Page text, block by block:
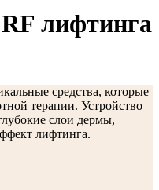
лифтинга
средства, которые
терапии. Устройство
слои дермы,
лифтинга.